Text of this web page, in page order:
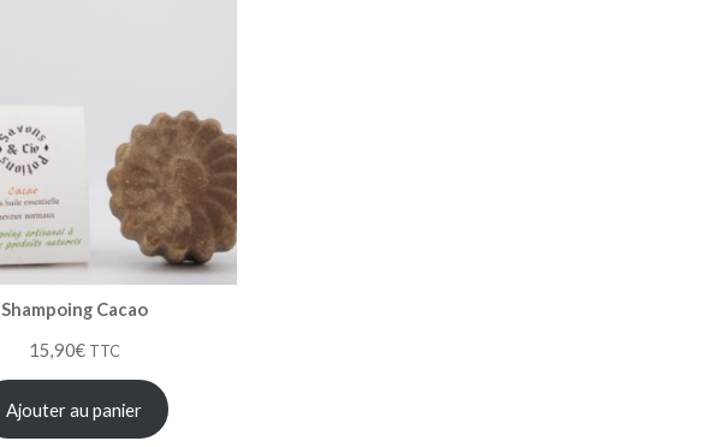
Shampoing Cacao
15,90€ TTC
Ajouter au panier